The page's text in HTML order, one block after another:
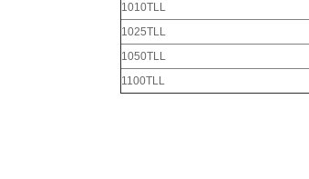
1010TLL
1025TLL
1050TLL
1100TLL